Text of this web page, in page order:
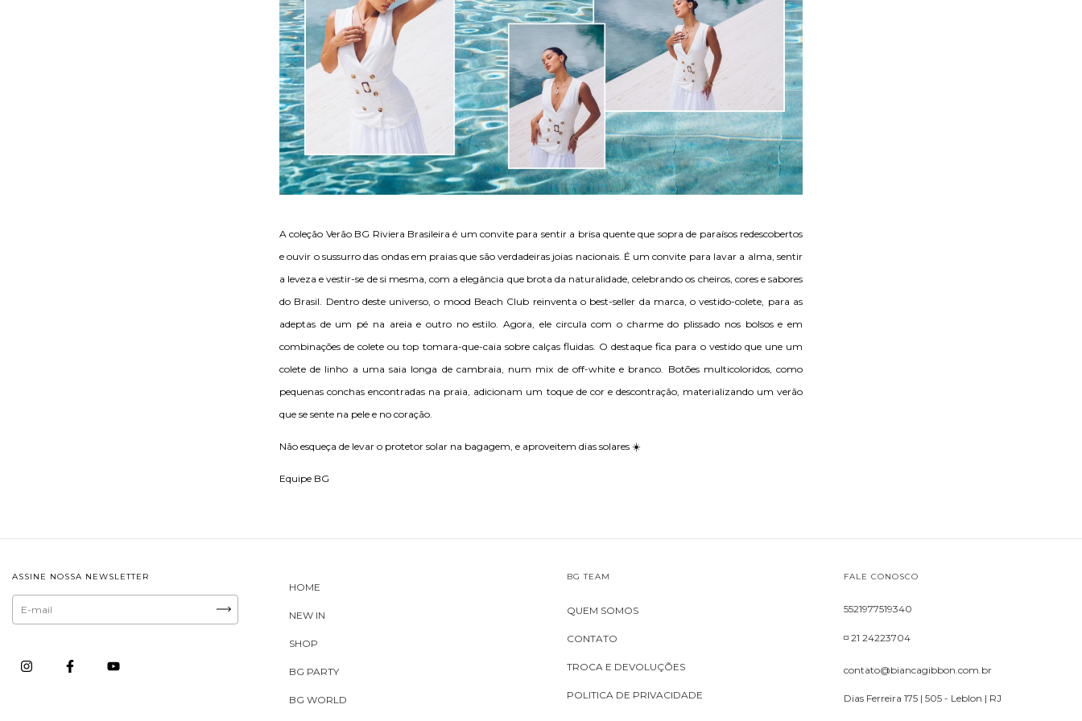
A coleção Verão BG Riviera Brasileira é um convite para sentir a brisa quente que sopra de paraísos redescobertos
e ouvir o sussurro das ondas em praias que são verdadeiras joias nacionais. É um convite para lavar a alma, sentir
a leveza e vestir-se de si mesma, com a elegância que brota da naturalidade, celebrando os cheiros, cores e sabores
do Brasil. Dentro deste universo, o mood Beach Club reinventa o best-seller da marca, o vestido-colete, para as
adeptas de um pé na areia e outro no estilo. Agora, ele circula com o charme do plissado nos bolsos e em
combinações de colete ou top tomara-que-caia sobre calças fluidas. O destaque fica para o vestido que une um
colete de linho a uma saia longa de cambraia, num mix de off-white e branco. Botões multicoloridos, como
pequenas conchas encontradas na praia, adicionam um toque de cor e descontração, materializando um verão
que se sente na pele e no coração.
Não esqueça de levar o protetor solar na bagagem, e aproveitem dias solares ☀️
Equipe BG
ASSINE NOSSA NEWSLETTER
HOME
NEW IN
SHOP
BG PARTY
BG WORLD
BG TEAM
QUEM SOMOS
CONTATO
TROCA E DEVOLUÇÕES
POLITICA DE PRIVACIDADE
FALE CONOSCO
5521977519340
◽ 21 24223704
contato@biancagibbon.com.br
Dias Ferreira 175 | 505 - Leblon | RJ